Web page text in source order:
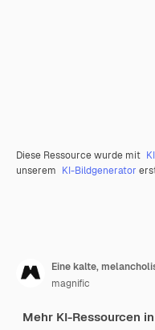
Diese Ressource wurde mit KI
unserem KI-Bildgenerator
Eine kalte,
magnific
Mehr KI-Ressourcen